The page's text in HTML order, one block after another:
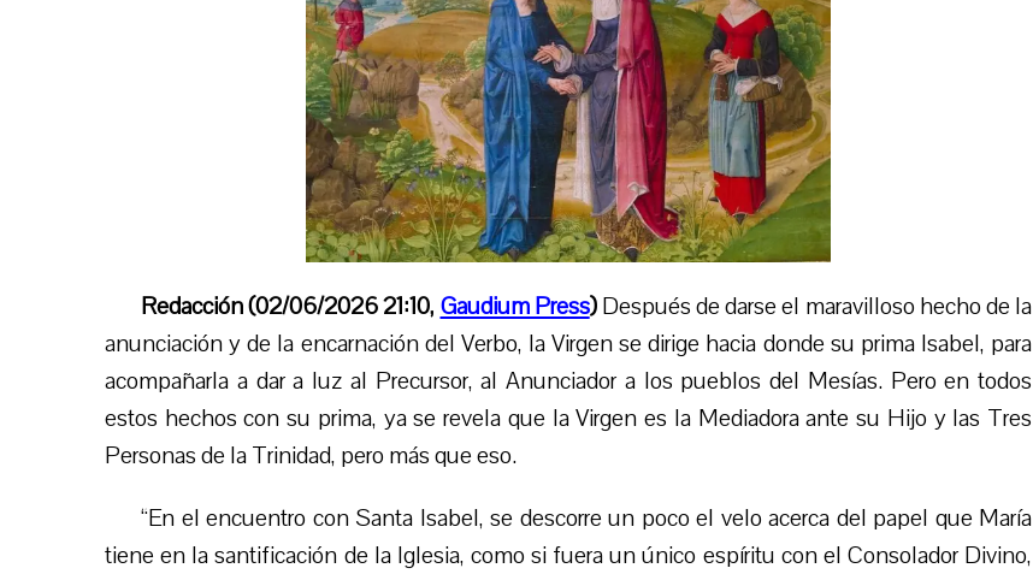
Redacción (02/06/2026 21:10, Gaudium Press)Después de darse el maravilloso hecho de la
anunciación y de la encarnación del Verbo, la Virgen se dirige hacia donde su prima Isabel, para
acompañarla a dar a luz al Precursor, al Anunciador a los pueblos del Mesías. Pero en todos
estos hechos con su prima, ya se revela que la Virgen es la Mediadora antesu Hijo y las Tres
Personas de la Trinidad, pero más que eso.
“En el encuentro con Santa Isabel, se descorre un poco el velo acerca del papel que María
tiene en la santificación de la Iglesia, como si fuera un único espíritu con el Consolador Divino,